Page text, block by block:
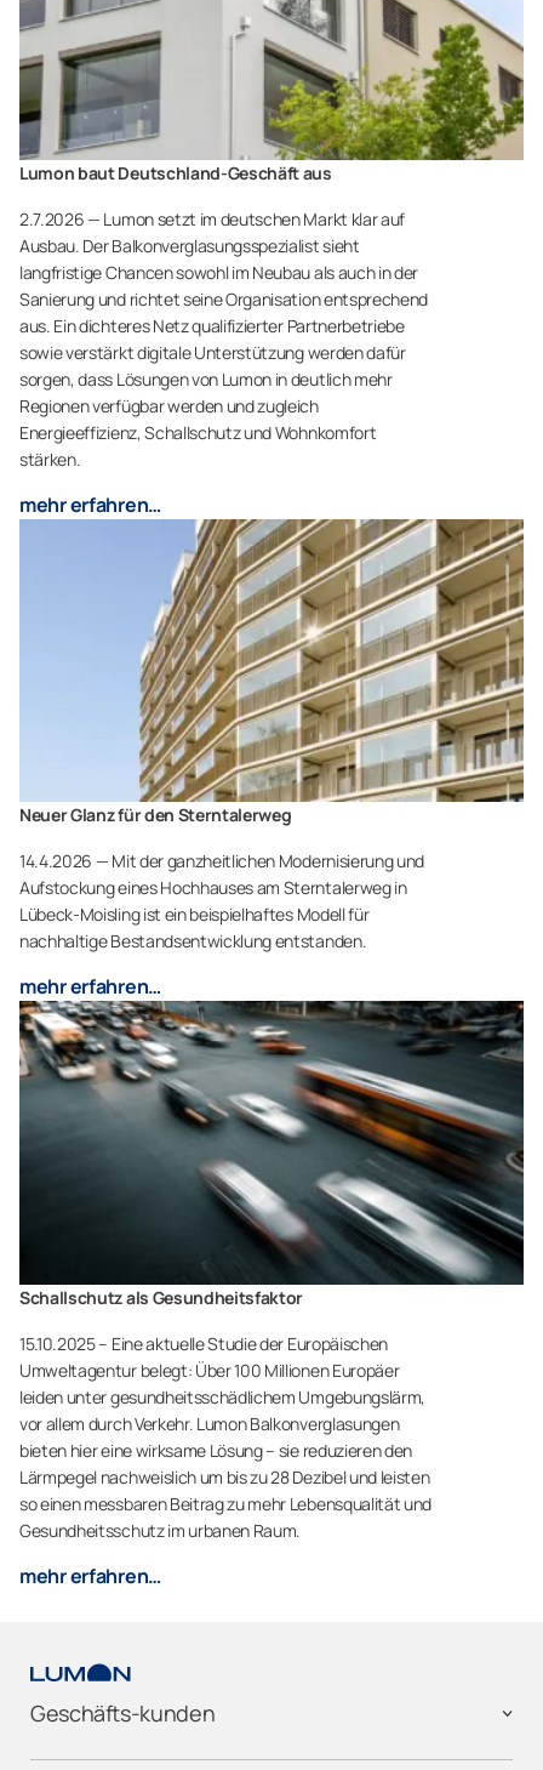
Lumon baut Deutschland-Geschäft aus
2.7.2026 — Lumon setzt im deutschen Markt klar auf
Ausbau. Der Balkonverglasungsspezialist sieht
langfristige Chancen sowohl im Neubau als auch in der
Sanierung und richtet seine Organisation entsprechend
aus. Ein dichteres Netz qualifizierter Partnerbetriebe
sowie verstärkt digitale Unterstützung werden dafür
sorgen, dass Lösungen von Lumon in deutlich mehr
Regionen verfügbar werden und zugleich
Energieeffizienz, Schallschutz und Wohnkomfort
stärken.
mehr erfahren…
Neuer Glanz für den Sterntalerweg
14.4.2026 — Mit der ganzheitlichen Modernisierung und
Aufstockung eines Hochhauses am Sterntalerweg in
Lübeck-Moisling ist ein beispielhaftes Modell für
nachhaltige Bestandsentwicklung entstanden.
mehr erfahren…
Schallschutz als Gesundheitsfaktor
15.10.2025 – Eine aktuelle Studie der Europäischen
Umweltagentur belegt: Über 100 Millionen Europäer
leiden unter gesundheitsschädlichem Umgebungslärm,
vor allem durch Verkehr. Lumon Balkonverglasungen
bieten hier eine wirksame Lösung – sie reduzieren den
Lärmpegel nachweislich um bis zu 28 Dezibel und leisten
so einen messbaren Beitrag zu mehr Lebensqualität und
Gesundheitsschutz im urbanen Raum.
mehr erfahren…
Geschäfts-kunden